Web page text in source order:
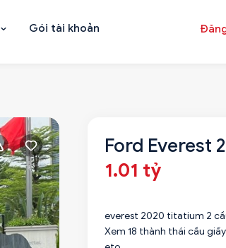
Gói tài khoản
Ford Everest
1.01 tỷ
everest 2020 titatium 2
Xem 18 thành thái cầu